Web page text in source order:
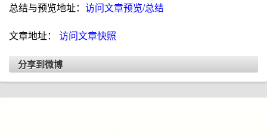
总结与预览地址： 访问文章预览/总结
文章地址： 访问文章快照
分享到微博